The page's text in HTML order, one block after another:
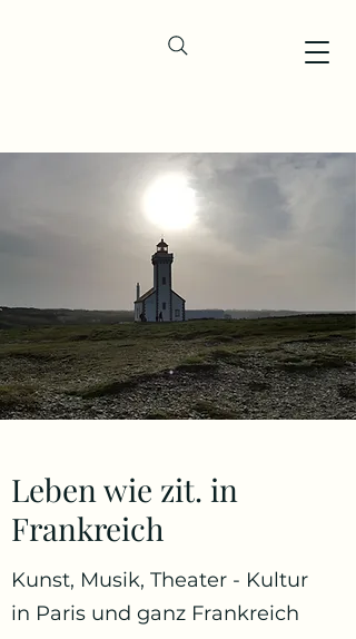
Leben wie zit. in
Frankreich
Kunst, Musik, Theater - Kultur
in Paris und ganz Frankreich